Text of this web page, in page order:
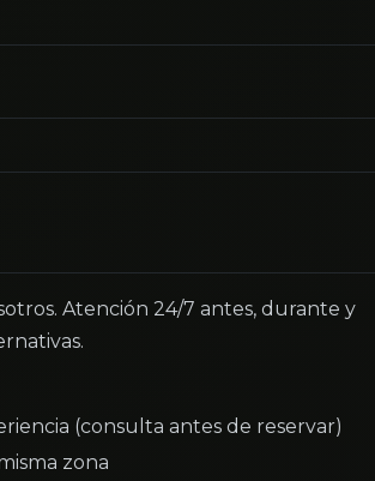
Atención 24/7 antes, durante y
(consulta antes de reservar)
zona